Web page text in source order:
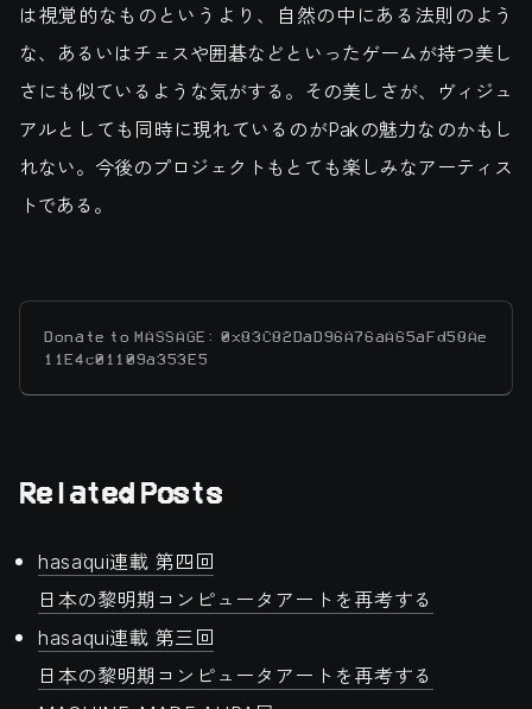
は視覚的なものというより、自然の中にある法則のよう
な、あるいはチェスや囲碁などといったゲームが持つ美し
さにも似ているような気がする。その美しさが、ヴィジュ
アルとしても同時に現れているのがPakの魅力なのかもし
れない。今後のプロジェクトもとても楽しみなアーティス
トである。
Donate to MASSAGE: 0x83C82DaD96A76aA65aFd58Ae
11E4c01109a353E5
Related Posts
hasaqui連載 第四回
日本の黎明期コンピュータアートを再考する
hasaqui連載 第三回
日本の黎明期コンピュータアートを再考する